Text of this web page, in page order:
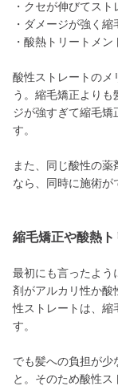
・クセが伸びてス
・ダメージが強く
・酸熱トリートメ
酸性ストレートのメ
う。縮毛矯正より
ジが強すぎて縮毛矯
す。
また、同じ酸性の薬
なら、同時に施術が
縮毛矯正や酸熱
最初にも言ったよう
剤がアルカリ性か酸
性ストレートは、縮
す。
でも髪への負担が少
と。そのため酸性